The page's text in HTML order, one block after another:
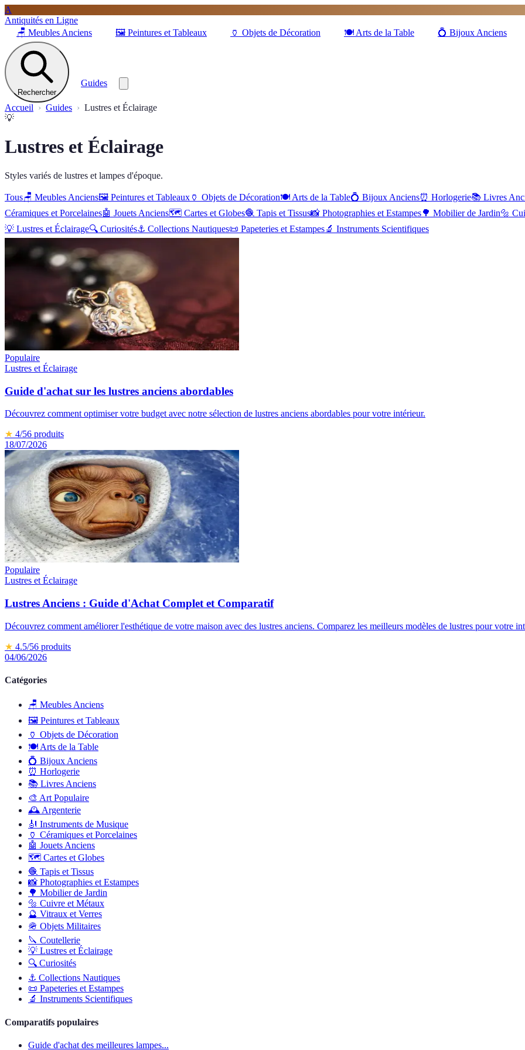
A
Antiquités en Ligne
🪑 Meubles Anciens 🖼️ Peintures et Tableaux 🏺 Objets de Décoration 🍽️ Arts de la Table 💍 Bijoux Anciens
Rechercher
Guides
Accueil Guides
Lustres et Éclairage
💡
Lustres et Éclairage
Styles variés de lustres et lampes d'époque.
Tous🪑 Meubles Anciens🖼️ Peintures et Tableaux 🏺 Objets de Décoration🍽️ Arts de la Table💍 Bijoux Anciens⏰ Horlogerie📚 Livres
Céramiques et Porcelaines🤖 Jouets Anciens🗺️ Cartes et Globes🧶 Tapis et Tissus📸 Photographies et Estampes🌳 Mobilier de Jardin🔩
💡 Lustres et Éclairage🔍 Curiosités⚓ Collections Nautiques📜 Papeteries et Estampes🔬 Instruments Scientifiques
Populaire
Lustres et Éclairage
Guide d'achat sur les lustres anciens abordables
Découvrez comment optimiser votre budget avec notre sélection de lustres anciens abordables pour votre intérieur.
★ 4/56 produits
18/07/2026
Populaire
Lustres et Éclairage
Lustres Anciens : Guide d'Achat Complet et Comparatif
Découvrez comment améliorer l'esthétique de votre maison avec des lustres anciens. Comparez les meilleurs modèles de lustres pour votre
★ 4.5/56 produits
04/06/2026
Catégories
🪑 Meubles Anciens
🖼️ Peintures et Tableaux
🏺 Objets de Décoration
🍽️ Arts de la Table
💍 Bijoux Anciens
⏰ Horlogerie
📚 Livres Anciens
🎨 Art Populaire
🕰️ Argenterie
🎻 Instruments de Musique
🏺 Céramiques et Porcelaines
🤖 Jouets Anciens
🗺️ Cartes et Globes
🧶 Tapis et Tissus
📸 Photographies et Estampes
🌳 Mobilier de Jardin
🔩 Cuivre et Métaux
🔮 Vitraux et Verres
🪖 Objets Militaires
🔪 Coutellerie
💡 Lustres et Éclairage
🔍 Curiosités
⚓ Collections Nautiques
📜 Papeteries et Estampes
🔬 Instruments Scientifiques
Comparatifs populaires
Guide d'achat des meilleures lampes...